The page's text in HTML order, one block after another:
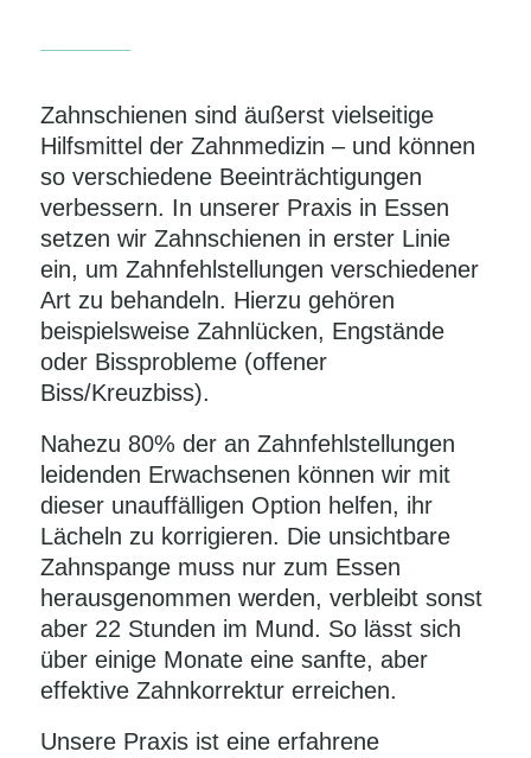
Zahnschienen sind äußerst vielseitige
Hilfsmittel der Zahnmedizin – und können
so verschiedene Beeinträchtigungen
verbessern. In unserer Praxis in Essen
setzen wir Zahnschienen in erster Linie
ein, um Zahnfehlstellungen verschiedener
Art zu behandeln. Hierzu gehören
beispielsweise Zahnlücken, Engstände
oder Bissprobleme (offener
Biss/Kreuzbiss).
Nahezu 80% der an Zahnfehlstellungen
leidenden Erwachsenen können wir mit
dieser unauffälligen Option helfen, ihr
Lächeln zu korrigieren. Die unsichtbare
Zahnspange muss nur zum Essen
herausgenommen werden, verbleibt sonst
aber 22 Stunden im Mund. So lässt sich
über einige Monate eine sanfte, aber
effektive Zahnkorrektur erreichen.
Unsere Praxis ist eine erfahrene